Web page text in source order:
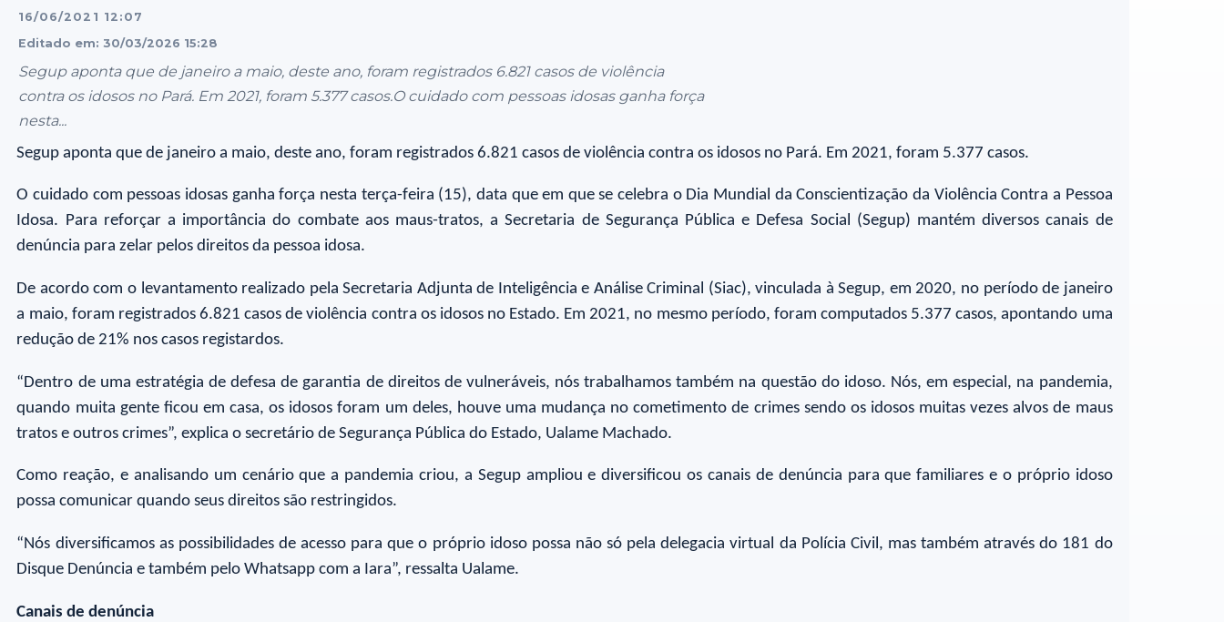
16/06/2021 12:07
Editado em: 30/03/2026 15:28
Segup aponta que de janeiro a maio, deste ano, foram registrados 6.821 casos de violência
contra os idosos no Pará. Em 2021, foram 5.377 casos.O cuidado com pessoas idosas ganha força
nesta...
Segup aponta que de janeiro a maio, deste ano, foram registrados 6.821 casos de violência contra os idosos no Pará. Em 2021, foram 5.377 casos.
O cuidado com pessoas idosas ganha força nesta terça-feira (15), data que em que se celebra o Dia Mundial da Conscientização da Violência Contra a Pessoa
Idosa. Para reforçar a importância do combate aos maus-tratos, a Secretaria de Segurança Pública e Defesa Social (Segup) mantém diversos canais de
denúncia para zelar pelos direitos da pessoa idosa.
De acordo com o levantamento realizado pela Secretaria Adjunta de Inteligência e Análise Criminal (Siac), vinculada à Segup, em 2020, no período de janeiro
a maio, foram registrados 6.821 casos de violência contra os idosos no Estado. Em 2021, no mesmo período, foram computados 5.377 casos, apontando uma
redução de 21% nos casos registardos.
“Dentro de uma estratégia de defesa de garantia de direitos de vulneráveis, nós trabalhamos também na questão do idoso. Nós, em especial, na pandemia,
quando muita gente ficou em casa, os idosos foram um deles, houve uma mudança no cometimento de crimes sendo os idosos muitas vezes alvos de maus
tratos e outros crimes”, explica o secretário de Segurança Pública do Estado, Ualame Machado.
Como reação, e analisando um cenário que a pandemia criou, a Segup ampliou e diversificou os canais de denúncia para que familiares e o próprio idoso
possa comunicar quando seus direitos são restringidos.
“Nós diversificamos as possibilidades de acesso para que o próprio idoso possa não só pela delegacia virtual da Polícia Civil, mas também através do 181 do
Disque Denúncia e também pelo Whatsapp com a Iara”, ressalta Ualame.
Canais de denúncia